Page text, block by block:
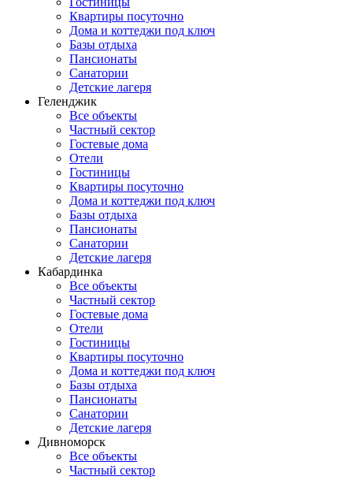
Квартиры посуточно
Дома и коттеджи под ключ
Базы отдыха
Пансионаты
Санатории
Детские лагеря
Геленджик
Все объекты
Частный сектор
Гостевые дома
Отели
Гостиницы
Квартиры посуточно
Дома и коттеджи под ключ
Базы отдыха
Пансионаты
Санатории
Детские лагеря
Кабардинка
Все объекты
Частный сектор
Гостевые дома
Отели
Гостиницы
Квартиры посуточно
Дома и коттеджи под ключ
Базы отдыха
Пансионаты
Санатории
Детские лагеря
Дивноморск
Все объекты
Частный сектор